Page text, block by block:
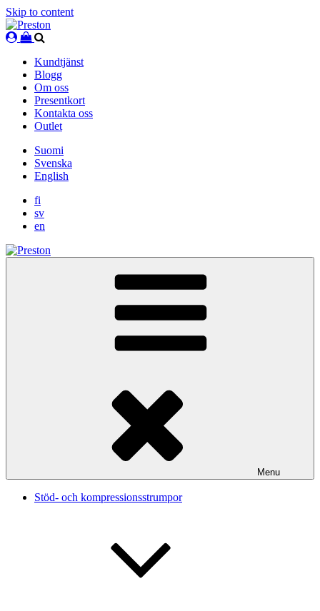
Skip to content
Kundtjänst
Blogg
Om oss
Presentkort
Kontakta oss
Outlet
Suomi
Svenska
English
fi
sv
en
Menu
Stöd- och kompressionsstrumpor